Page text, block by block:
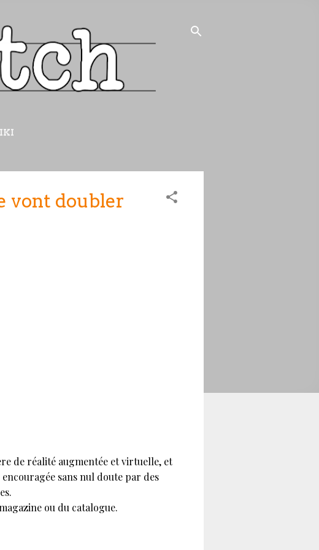
vont doubler
de réalité augmentée et virtuelle, et
sans nul doute par des
ou du catalogue.